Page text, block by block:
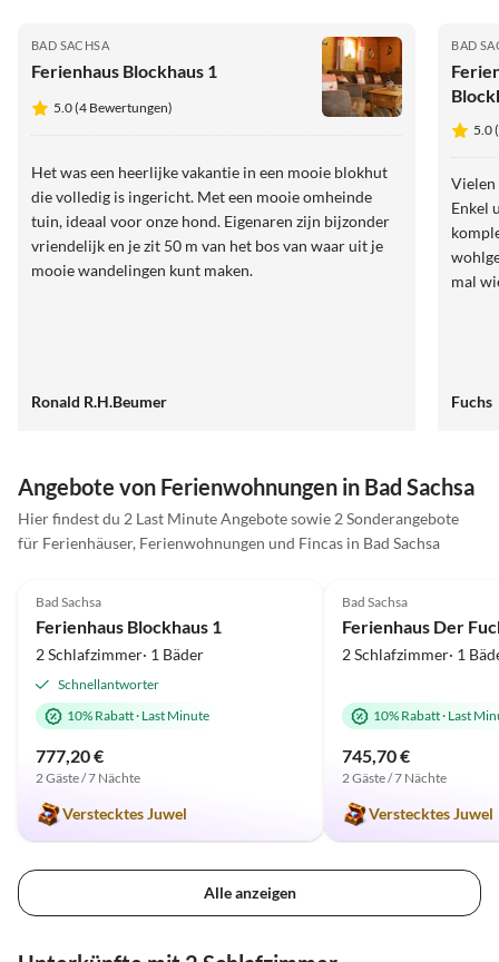
BAD SACHSA
Ferienhaus Blockhaus 1
5.0 (4 Bewertungen)
Het was een heerlijke vakantie in een mooie blokhut
die volledig is ingericht. Met een mooie omheinde
tuin, ideaal voor onze hond. Eigenaren zijn bijzonder
vriendelijk en je zit 50 m van het bos van waar uit je
mooie wandelingen kunt maken.
Ronald R.H.Beumer
BAD
5.0
Vielen
Enkel
mal
Fuchs
Angebote von Ferienwohnungen in Bad Sachsa
Hier findest du 2 Last Minute Angebote sowie 2 Sonderangebote
für Ferienhäuser, Ferienwohnungen und Fincas in Bad Sachsa
Bad Sachsa
Ferienhaus Blockhaus 1
2 Schlafzimmer· 1 Bäder
Schnellantworter
10% Rabatt· Last Minute
777,20 €
2 Gäste / 7 Nächte
Verstecktes Juwel
Bad Sachsa
2 Schlafzimmer· 1
10% Rabatt· Last
745,70 €
2 Gäste / 7 Nächte
Verstecktes Juwel
Alle anzeigen